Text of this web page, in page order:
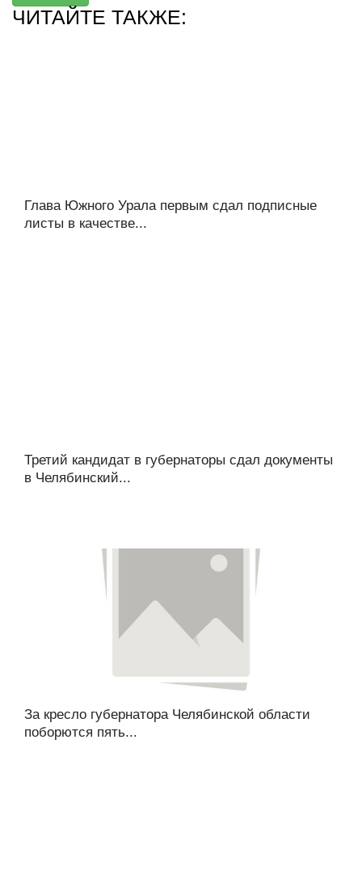
ЧИТАЙТЕ ТАКЖЕ:
Глава Южного Урала первым сдал подписные
листы в качестве...
Третий кандидат в губернаторы сдал документы
в Челябинский...
За кресло губернатора Челябинской области
поборются пять...